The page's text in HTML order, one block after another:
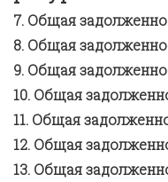
Общая
Общая
Общая
Общая
Общая
Общая
Общая